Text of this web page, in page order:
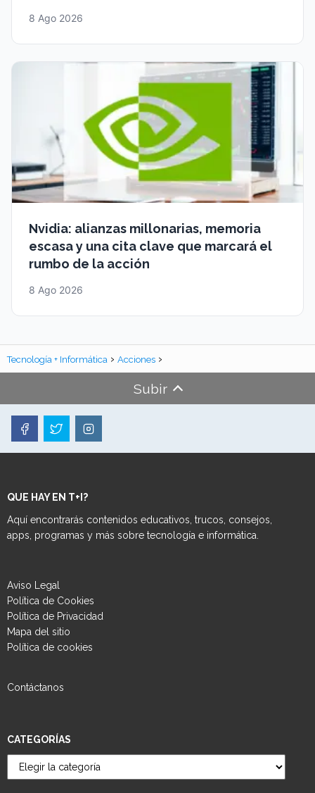
8 Ago 2026
Nvidia: alianzas millonarias, memoria
escasa y una cita clave que marcará el
rumbo de la acción
8 Ago 2026
Tecnología + Informática Acciones
Subir
QUE HAY EN T+I?
Aquí encontrarás contenidos educativos, trucos, consejos,
apps, programas y más sobre tecnología e informática.
Aviso Legal
Política de Cookies
Política de Privacidad
Mapa del sitio
Política de cookies
Contáctanos
CATEGORÍAS